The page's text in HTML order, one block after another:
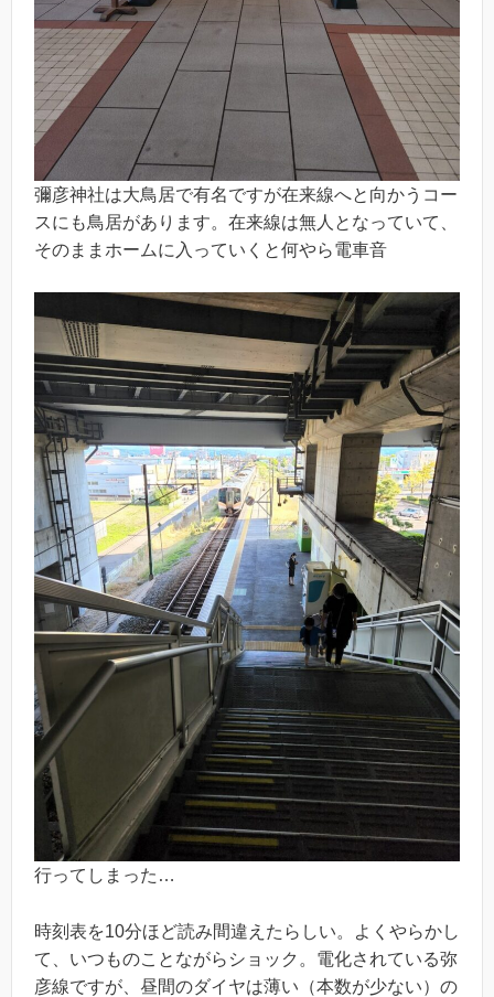
彌彦神社は大鳥居で有名ですが在来線へと向かうコー
スにも鳥居があります。在来線は無人となっていて、
そのままホームに入っていくと何やら電車音
行ってしまった…
時刻表を10分ほど読み間違えたらしい。よくやらかし
て、いつものことながらショック。電化されている弥
彦線ですが、昼間のダイヤは薄い（本数が少ない）の